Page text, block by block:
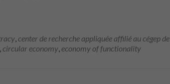
,center de recherche appliquée affilié au cégep de
,circular economy,economy of functionality